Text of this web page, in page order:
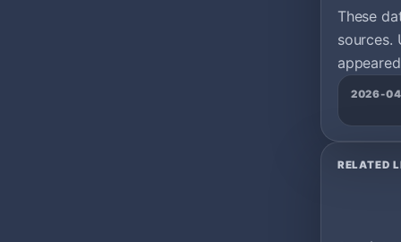
These
sources.
2026-
RELATED